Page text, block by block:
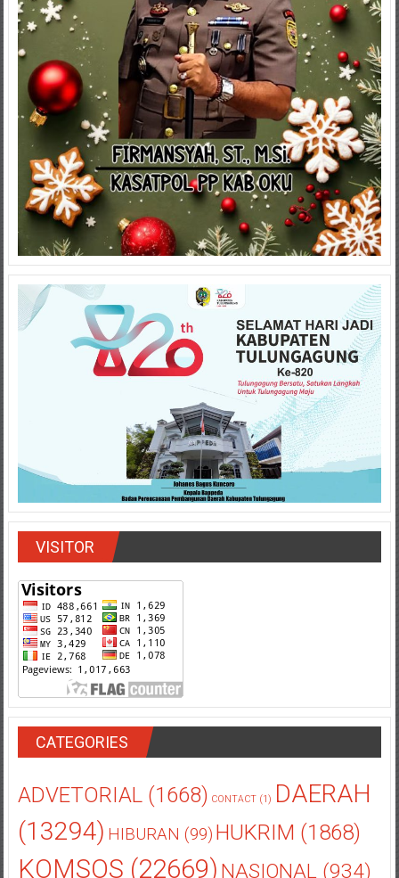
VISITOR
CATEGORIES
ADVETORIAL(1668) CONTACT(1) DAERAH
(13294) HIBURAN (99) HUKRIM (1868)
KOMSOS (22669) NASIONAL(934)